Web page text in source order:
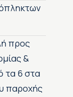
προς
&
τα 6 στα
παροχής